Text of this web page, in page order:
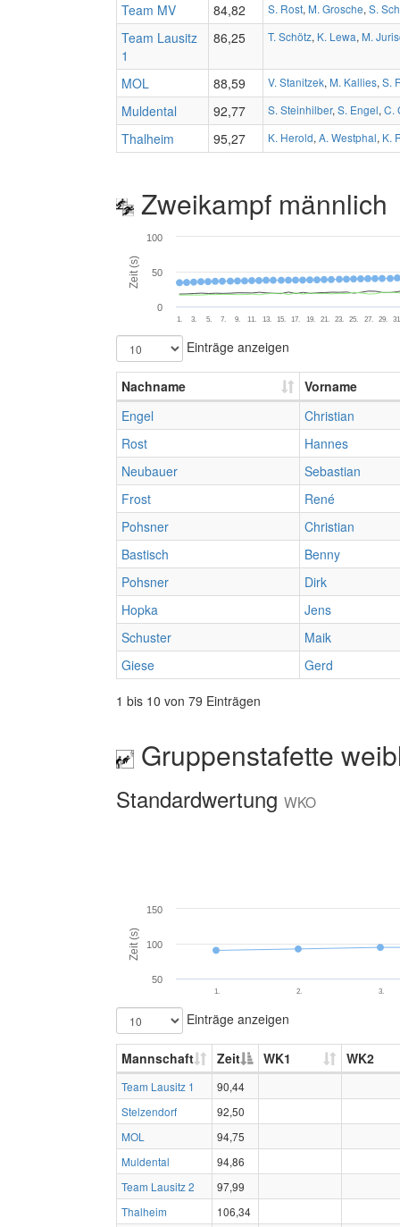
Team MV 84,82 S. Rost, M. Grosche, S.
Team Lausitz
1
86,25 T. Schötz, K. Lewa, M.
MOL 88,59 V. Stanitzek, M. Kallies, S.
Muldental 92,77 S. Steinhilber, S. Engel, C.
Thalheim 95,27 K. Herold, A. Westphal, K.
Zweikampf männlich
Zeit (s)
1. 3. 5. 7. 9. 11. 13. 15. 17. 19. 21. 23. 25. 27. 29.
0
50
100
Einträge anzeigen
Nachname
Vorname
Engel
Christian
Rost
Hannes
Neubauer
Sebastian
Frost
René
Pohsner
Christian
Bastisch
Benny
Pohsner
Dirk
Hopka
Jens
Schuster
Maik
Giese
Gerd
1 bis 10 von 79 Einträgen
Gruppenstafette
Standardwertung WKO
Zeit (s)
1. 2. 3.
50
100
150
Einträge anzeigen
Mannschaft Zeit WK1 WK2
Team Lausitz 1
90,44
Stelzendorf
92,50
MOL
94,75
Muldental
94,86
Team Lausitz 2
97,99
Thalheim
106,34